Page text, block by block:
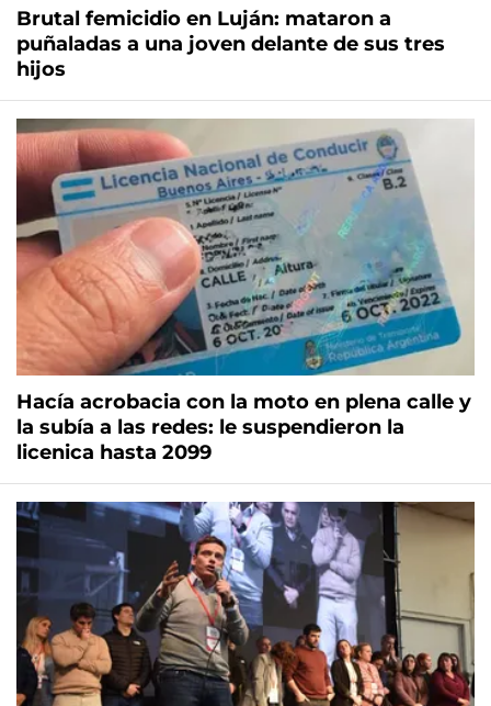
Brutal femicidio en Luján: mataron a
puñaladas a una joven delante de sus tres
hijos
Hacía acrobacia con la moto en plena calle y
la subía a las redes: le suspendieron la
licenica hasta 2099